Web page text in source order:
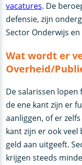
vacatures. De
defensie, zijn
Sector Onderwijs
Wat wordt er
Overheid/
De salarissen lopen
de ene kant zijn er
aanliggen, of er
kant zijn er ook
geld aan uitgeeft.
krijgen steeds